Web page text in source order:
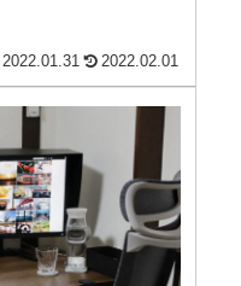
2022.01.31 2022.02.01